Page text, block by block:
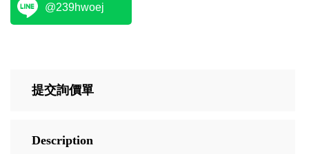
@239hwoej
提交詢價單
Description